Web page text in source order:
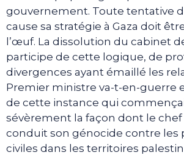
gouvernement. Toute tentative
cause sa stratégie à Gaza doit
l’œuf. La dissolution du cabinet
participe de cette logique, de
divergences ayant émaillé les
Premier ministre va-t-en-guerre
de cette instance qui
sévèrement la façon dont le chef
conduit son génocide contre les
civiles dans les territoires